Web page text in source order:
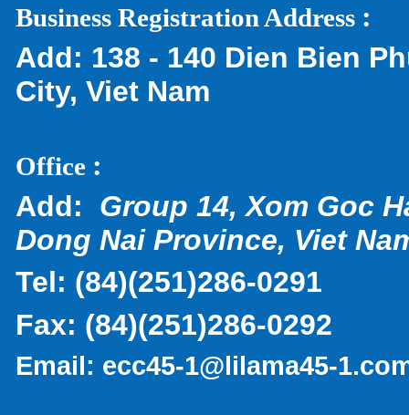
Business Registration Address :
Add: 138 - 140 Dien Bien
City, Viet Nam
Office :
Add: Group 14, Xom Goc
Dong Nai Province, Viet
Tel: (84)(251)286-0291
Fax: (84)(251)286-0292
Email: ecc45-1@lilama45-